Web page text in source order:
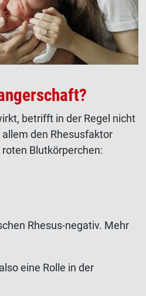
betrifft in der Regel nicht
den Rhesusfaktor
Blutkörperchen:
Rhesus-negativ. Mehr
eine Rolle in der